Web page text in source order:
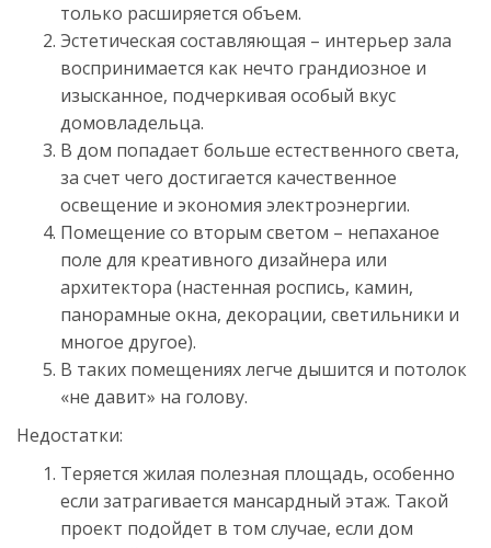
только расширяется объем.
Эстетическая составляющая – интерьер зала
воспринимается как нечто грандиозное и
изысканное, подчеркивая особый вкус
домовладельца.
В дом попадает больше естественного света,
за счет чего достигается качественное
освещение и экономия электроэнергии.
Помещение со вторым светом – непаханое
поле для креативного дизайнера или
архитектора (настенная роспись, камин,
панорамные окна, декорации, светильники и
многое другое).
В таких помещениях легче дышится и потолок
«не давит» на голову.
Недостатки:
Теряется жилая полезная площадь, особенно
если затрагивается мансардный этаж. Такой
проект подойдет в том случае, если дом